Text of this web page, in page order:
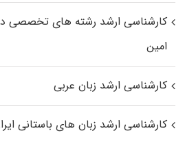
کارشناسی ارشد رﺷﺘﻪ ﻫﺎی تخصصی
اﻣﻴﻦ
کارشناسی ارشد زبان عربی
کارشناسی ارشد زبان‌ های باستانی